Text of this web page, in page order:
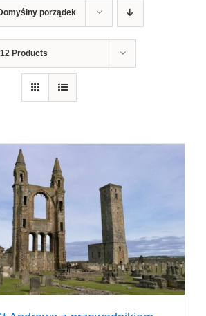
porządek
12 Products